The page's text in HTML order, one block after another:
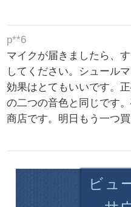
p**6
マイクが届きましたら、
してください。シュール
効果はとてもいいです。
の二つの音色と同じです
商店です。明日もう一つ買
ビュ